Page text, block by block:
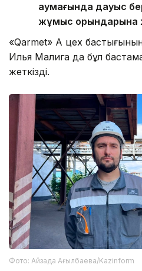
аумағында дауыс
жұмыс орындарына
«Qarmet» АҚ цех
Илья Малига да бұл
жеткізді.
Фото: Айзада Ағылбаева/Kazinform